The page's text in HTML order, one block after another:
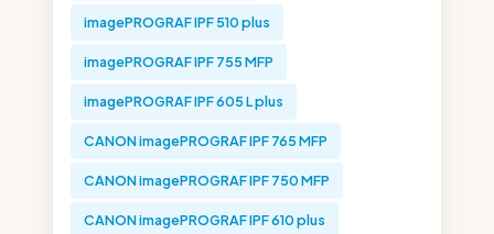
imagePROGRAF IPF 510 plus
imagePROGRAF IPF 755 MFP
imagePROGRAF IPF 605 L plus
CANON imagePROGRAF IPF 765 MFP
CANON imagePROGRAF IPF 750 MFP
CANON imagePROGRAF IPF 610 plus